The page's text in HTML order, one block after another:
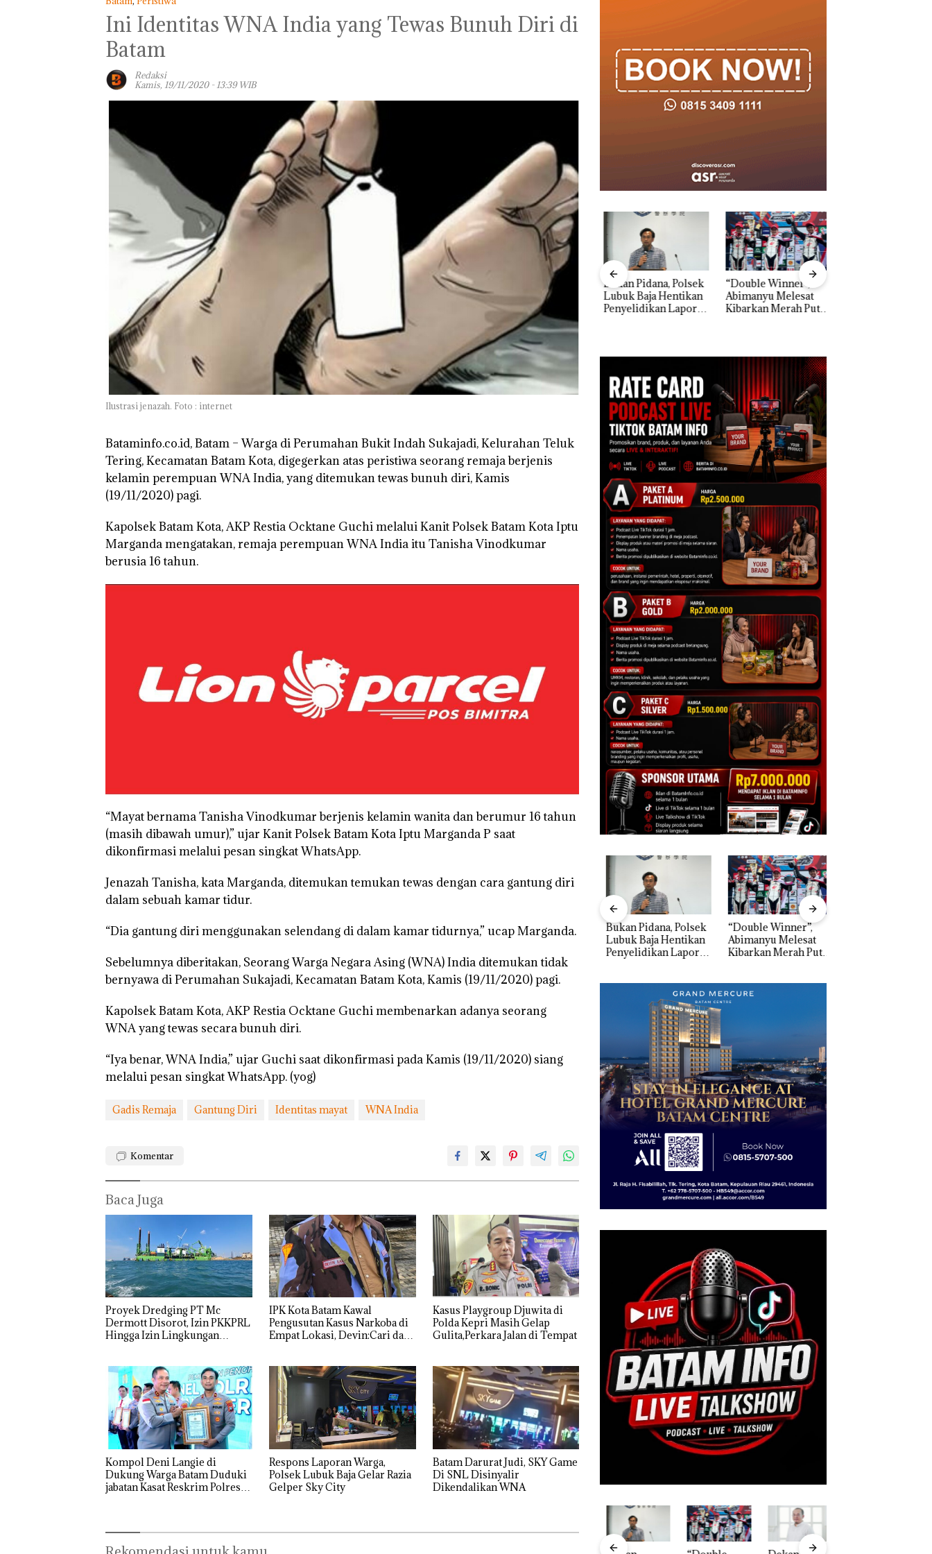
Ini Identitas WNA India yang Tewas Bunuh Diri di
Batam
Redaksi
Kamis, 19/11/2020 - 13:39 WIB
Ilustrasi jenazah. Foto : internet
Bataminfo.co.id, Batam –Warga di Perumahan Bukit Indah Sukajadi, Kelurahan Teluk
Tering, Kecamatan Batam Kota, digegerkan atas peristiwa seorang remaja berjenis
kelamin perempuan WNA India, yang ditemukan tewas bunuh diri, Kamis
(19/11/2020) pagi.
Kapolsek Batam Kota, AKP Restia Ocktane Guchi melalui Kanit Polsek Batam Kota Iptu
Marganda mengatakan, remaja perempuan WNA India itu Tanisha Vinodkumar
berusia 16 tahun.
“Mayat bernama Tanisha Vinodkumar berjenis kelamin wanita dan berumur 16 tahun
(masih dibawah umur),” ujar Kanit Polsek Batam Kota Iptu Marganda P saat
dikonfirmasi melalui pesan singkat WhatsApp.
Jenazah Tanisha, kata Marganda, ditemukan temukan tewas dengan cara gantung diri
dalam sebuah kamar tidur.
“Dia gantung diri menggunakan selendang di dalam kamar tidurnya,” ucap Marganda.
Sebelumnya diberitakan, Seorang Warga Negara Asing (WNA) India ditemukan tidak
bernyawa di Perumahan Sukajadi, Kecamatan Batam Kota, Kamis (19/11/2020) pagi.
Kapolsek Batam Kota, AKP Restia Ocktane Guchi membenarkan adanya seorang
WNA yang tewas secara bunuh diri.
“Iya benar, WNA India,” ujar Guchi saat dikonfirmasi pada Kamis (19/11/2020) siang
melalui pesan singkat WhatsApp. (yog)
Gadis Remaja Gantung Diri Identitas mayat WNA India
Komentar
Baca Juga
Proyek Dredging PT Mc
Dermott Disorot, Izin PKKPRL
Hingga Izin Lingkungan
IPK Kota Batam Kawal
Pengusutan Kasus Narkoba di
Empat Lokasi, Devin:Cari dan
Kasus Playgroup Djuwita di
Polda Kepri Masih Gelap
Gulita,Perkara Jalan di Tempat
Kompol Deni Langie di
Dukung Warga Batam Duduki
jabatan Kasat Reskrim Polresta
Respons Laporan Warga,
Polsek Lubuk Baja Gelar Razia
Gelper Sky City
Batam Darurat Judi, SKY Game
Di SNL Disinyalir
Dikendalikan WNA
Kunjungi Kepri,
Amsakar Sambut di
Batam Sebelum
Bertolak ke Lingga
Viral Promo Spa
Tampilkan Wanita
Berpakaian Minim,
Polisi dan Disparbud
Batam Turun Tangan ‎
‎Soal Pengerukan PT
McDermott
Indonesia, KSOP
Khusus Batam
Tegaskan Perizinan
Ada di BP Batam
Bukan Pidana, Polsek
Lubuk Baja Hentikan
Penyelidikan Laporan
“Double Winner”,
Abimanyu Melesat
Kibarkan Merah Putih
Puluhan Tahun
‘Bodong’ Tapi Cuma
Sekolah Djuwita
Batam Segera
Ditutup!
Bisnis Wholesale
Network Catat
Pendapatan Sebesar
12,7% Secara
‎Soal Pengerukan PT
McDermott
Khusus Batam
Tegaskan Perizinan
Ada di BP Batam
Bukan Pidana, Polsek
Lubuk Baja Hentikan
Penyelidikan Laporan
“Double Winner”,
Abimanyu Melesat
Kibarkan Merah Putih